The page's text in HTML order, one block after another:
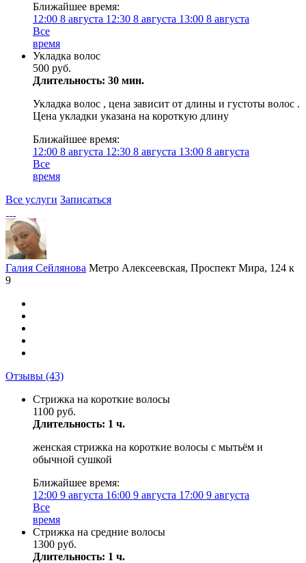
Ближайшее время:
12:00 8 августа 12:30 8 августа 13:00 8 августа
Все
время
Укладка волос
500 руб.
Длительность: 30 мин.
Укладка волос , цена зависит от длины и густоты волос .
Цена укладки указана на короткую длину
Ближайшее время:
12:00 8 августа 12:30 8 августа 13:00 8 августа
Все
время
Все услуги Записаться
Галия Сейлянова Метро Алексеевская, Проспект Мира, 124 к
9
Отзывы (43)
Стрижка на короткие волосы
1100 руб.
Длительность: 1 ч.
женская стрижка на короткие волосы с мытьём и
обычной сушкой
Ближайшее время:
12:00 9 августа 16:00 9 августа 17:00 9 августа
Все
время
Стрижка на средние волосы
1300 руб.
Длительность: 1 ч.